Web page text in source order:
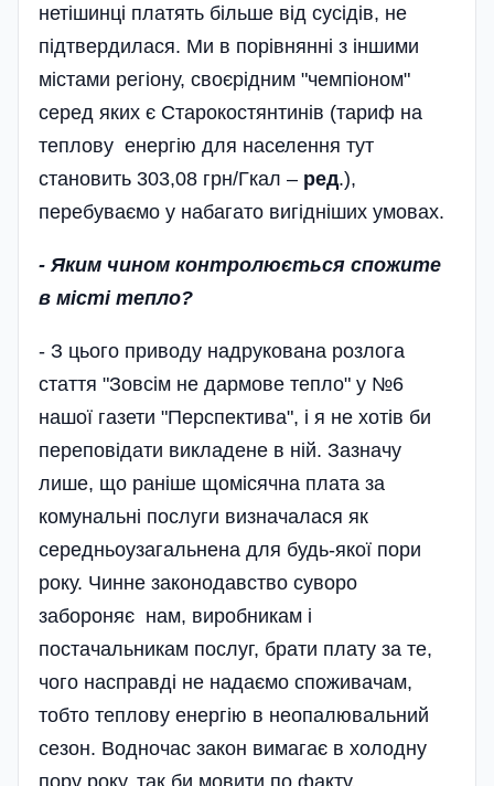
нетішинці платять більше від сусідів, не
підтвердилася. Ми в порівнянні з іншими
містами регіону, своєрідним "чемпіоном"
серед яких є Старокостянтинів (тариф на
теплову енергію для населення тут
становить 303,08 грн/Гкал – ред.),
перебуваємо у набагато вигідніших умовах.
- Яким чином контролюється спожите
в місті тепло?
- З цього приводу надрукована розлога
стаття "Зовсім не дармове тепло" у №6
нашої газети "Перспектива", і я не хотів би
переповідати викладене в ній. Зазначу
лише, що раніше щомісячна плата за
комунальні послуги визначалася як
середньоузагальнена для будь-якої пори
року. Чинне законодавство суворо
забороняє нам, виробникам і
постачальникам послуг, брати плату за те,
чого насправді не надаємо споживачам,
тобто теплову енергію в неопалювальний
сезон. Водночас закон вимагає в холодну
пору року, так би мовити по факту,